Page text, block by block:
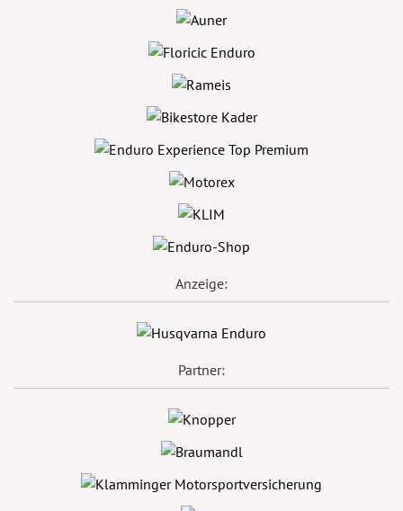
Anzeige:
Partner: